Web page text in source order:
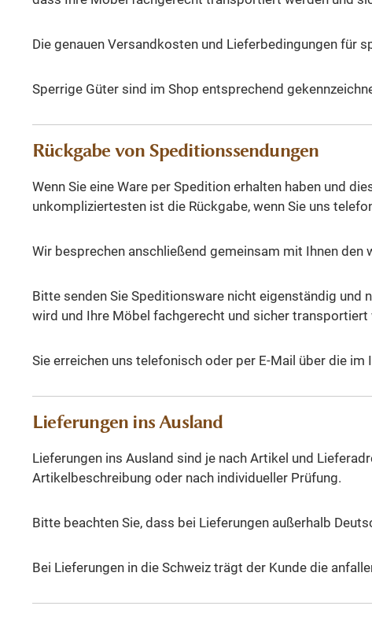
Die genauen Versandkosten und Lieferbedingungen für
Sperrige Güter sind im Shop entsprechend
Rückgabe von Speditionssendungen
Wenn Sie eine Ware per Spedition erhalten haben und
unkompliziertesten ist die Rückgabe, wenn Sie uns
Wir besprechen anschließend gemeinsam mit Ihnen
Bitte senden Sie Speditionsware nicht eigenständig und
wird und Ihre Möbel fachgerecht und sicher transportiert
Sie erreichen uns telefonisch oder per E-Mail über die
Lieferungen ins Ausland
Lieferungen ins Ausland sind je nach Artikel und
Artikelbeschreibung oder nach individueller Prüfung.
Bitte beachten Sie, dass bei Lieferungen außerhalb
Bei Lieferungen in die Schweiz trägt der Kunde die